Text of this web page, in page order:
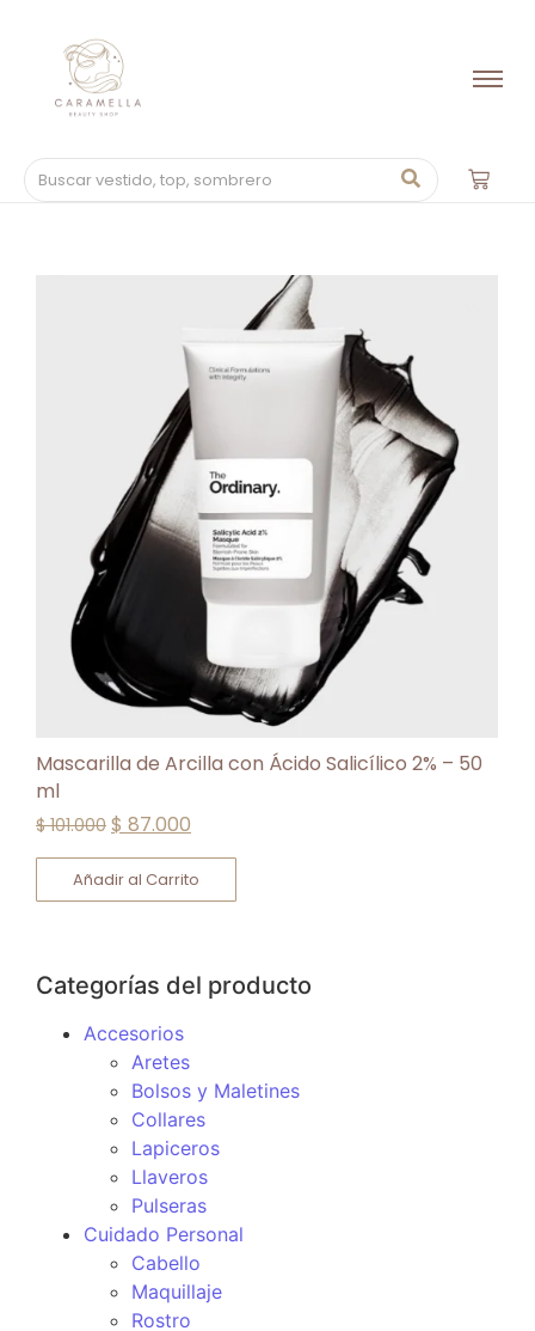
Mascarilla de Arcilla con Ácido Salicílico 2% – 50
ml
$101.000 $ 87.000
Añadir al Carrito
Categorías del producto
Accesorios
Aretes
Bolsos y Maletines
Collares
Lapiceros
Llaveros
Pulseras
Cuidado Personal
Cabello
Maquillaje
Rostro